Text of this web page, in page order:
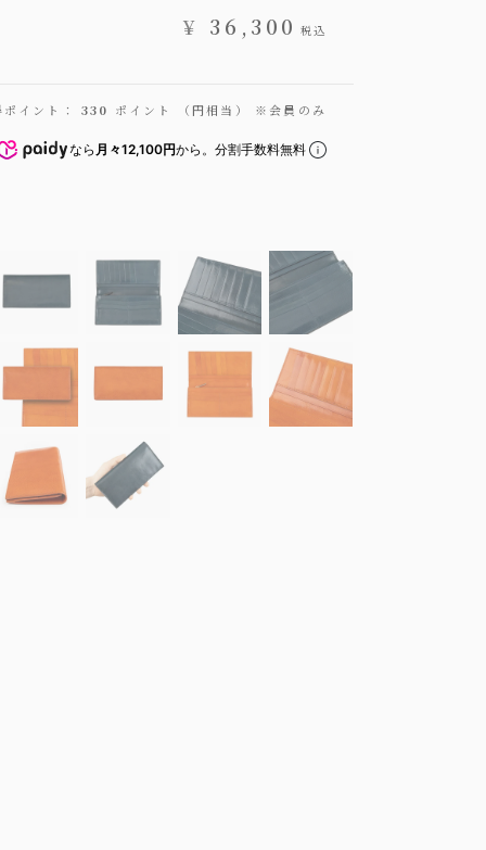
¥ 36,300 税込
イント： 330 ポイント （円相当） ※会員のみ
なら 月々12,100円から。分割手数料無料